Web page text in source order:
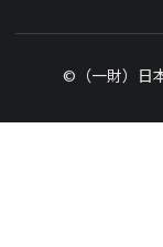
©（一財）日